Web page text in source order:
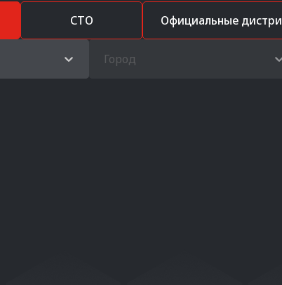
СТО Официальные
Город